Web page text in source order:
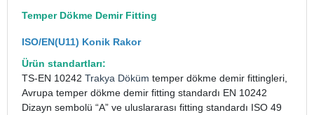
Temper Dökme Demir Fitting
ISO/EN(U11) Konik Rakor
Ürün standartları:
TS-EN 10242 Trakya Döküm temper dökme demir fittingleri,
Avrupa temper dökme demir fitting standardı EN 10242
Dizayn sembolü “A” ve uluslararası fitting standardı ISO 49